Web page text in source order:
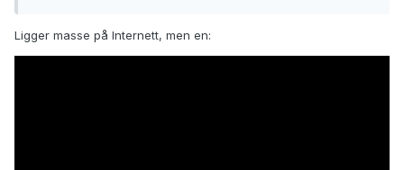
Ligger masse på Internett, men en: